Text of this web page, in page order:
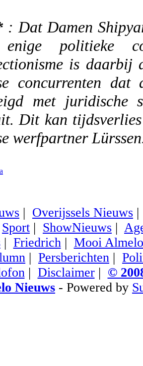
: Dat Damen
politieke
is daarbij
concurrenten
met juridische
Dit kan
werfpartner
| Overijssels Nieuws
Sport | ShowNieuws |
| Friedrich| Mooi Almelo
| Persberichten |
| Disclaimer| ©
Nieuws - Powered by